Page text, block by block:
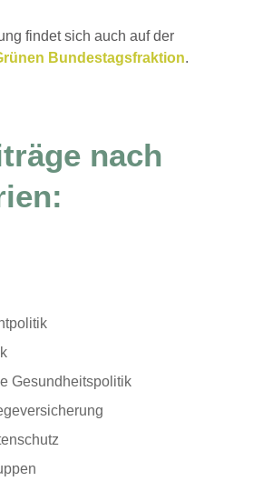
findet sich auch auf der
Bundestagsfraktion.
nach
Gesundheitspolitik